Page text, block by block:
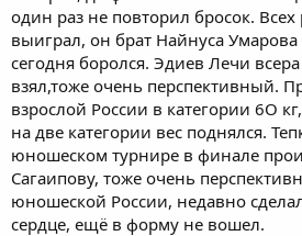
один раз не повторил бросок.
выиграл, он брат Найнуса
сегодня боролся. Эдиев Лечи
взял,тоже очень перспективный.
взрослой России в категории 6О
на две категории вес поднялся.
юношеском турнире в финале
Сагаипову, тоже очень
юношеской России, недавно
сердце, ещё в форму не вошел.